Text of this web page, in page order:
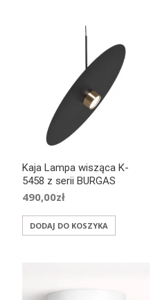
Kaja Lampa wisząca K-
5458 z serii BURGAS
490,00zł
DODAJ DO KOSZYKA